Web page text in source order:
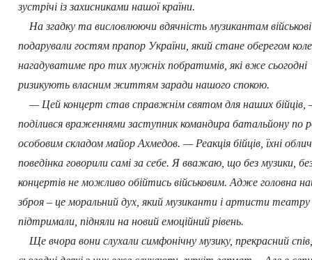
зустрічі із захисниками нашої країни.
На згадку та висловлюючи вдячність музикантам військові
подарували гостям прапор України, який стане оберегом
нагадуватиме про тих мужніх побратимів, які вже сьогодні
ризикують власним життям заради нашого спокою.
— Цей концерт став справжнім святом для наших бійців,
поділився враженнями заступник командира батальйону по
особовим складом майор Ахмедов. — Реакція бійців, їхні
поведінка говорили самі за себе. Я вважаю, що без музики,
концертів не можливо обійтись військовим. Адже головна
зброя – це моральний дух, який музиканти і артисти театру
підтримали, підняли на новий емоційний рівень.
Ще вчора вони слухали симфонічну музику, прекрасний